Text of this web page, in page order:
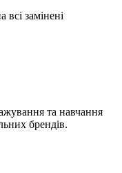
замінені
та навчання
брендів.